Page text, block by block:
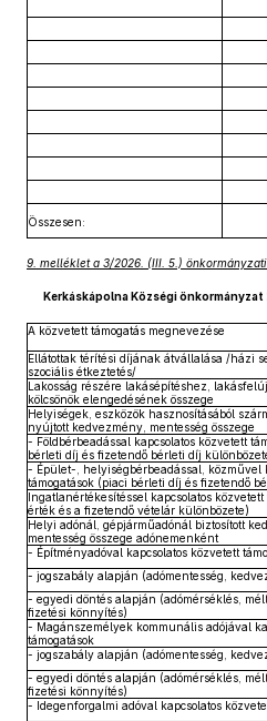
Összesen:
9. melléklet a 3/2026. (III. 5.)
Kerkáskápolna Községi
A közvetett támogatás megnevezése
Ellátottak térítési díjának átvállalása /házi
szociális étkeztetés/
Lakosság részére lakásépítéshez,
kölcsönök elengedésének összege
Helyiségek, eszközök hasznosításából
nyújtott kedvezmény, mentesség összege
- Földbérbeadással kapcsolatos közvetett
bérleti díj és fizetendő bérleti díj
- Épület-, helyiségbérbeadással, közművel
támogatások (piaci bérleti díj és fizetendő
Ingatlanértékesítéssel kapcsolatos közvetett
érték és a fizetendő vételár különbözete)
Helyi adónál, gépjárműadónál biztosított
mentesség összege adónemenként
- Építményadóval kapcsolatos közvetett
- jogszabály alapján (adómentesség,
- egyedi döntés alapján (adómérséklés,
fizetési könnyítés)
- Magánszemélyek kommunális adójával
támogatások
- jogszabály alapján (adómentesség,
- egyedi döntés alapján (adómérséklés,
fizetési könnyítés)
- Idegenforgalmi adóval kapcsolatos